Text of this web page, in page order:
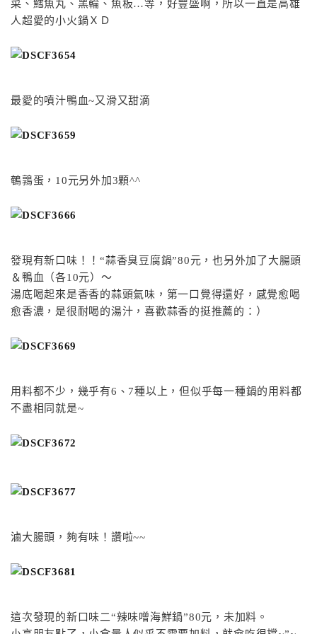
菜、鱈魚丸、黑輪、魚板…等，好豐盛啊，所以一直是高雄
人超愛的小火鍋ＸＤ
最愛的噴汁鴨血~又滑又甜滴
鵪鶉蛋，10元另外加3顆^^
發現有新口味！！“蒜香臭豆腐鍋”80元，也另外加了大腸頭
＆鴨血（各10元）～
湯底喝起來是香香的蒜頭氣味，第一口覺得還好，感覺愈喝
愈香濃，是很耐喝的湯汁，喜歡蒜香的挺推薦的：）
用料都不少，幾乎有6、7種以上，但似乎每一種鍋的用料都
不盡相同就是~
滷大腸頭，夠有味！讚啦~~
這次發現的新口味二“辣味噌海鮮鍋”80元，未加料。